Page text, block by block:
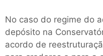
No caso do regime do
depósito na
acordo de